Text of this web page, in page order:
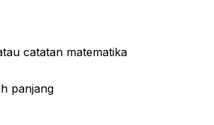
catatan matematika
panjang